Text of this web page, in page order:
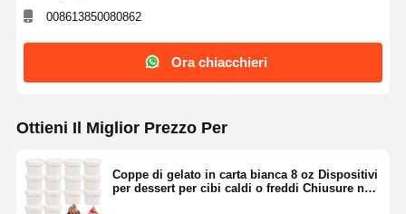
008613850080862
Ora chiacchieri
Ottieni Il Miglior Prezzo Per
Coppe di gelato in carta bianca 8 oz Dispositivi
per dessert per cibi caldi o freddi Chiusure non